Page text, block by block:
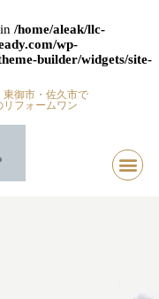
/home/aleak/llc-
wp-
builder/widgets/site-
御市・佐久市で
フォームワン